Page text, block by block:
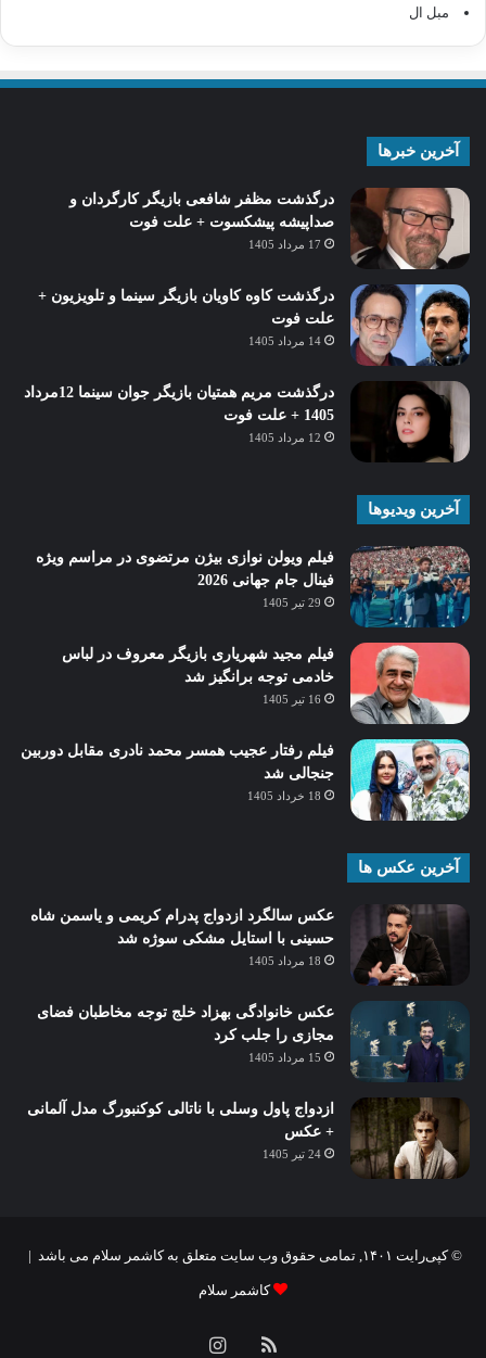
مبل ال
آخرین خبرها
درگذشت مظفر شافعی بازیگر کارگردان و
صداپیشه پیشکسوت + علت فوت
17 مرداد 1405
درگذشت کاوه کاویان بازیگر سینما و تلویزیون +
علت فوت
14 مرداد 1405
درگذشت مریم همتیان بازیگر جوان سینما 12مرداد
1405 + علت فوت
12 مرداد 1405
آخرین ویدیوها
فیلم ویولن نوازی بیژن مرتضوی در مراسم ویژه
فینال جام جهانی 2026
29 تیر 1405
فیلم مجید شهریاری بازیگر معروف در لباس
خادمی توجه برانگیز شد
16 تیر 1405
فیلم رفتار عجیب همسر محمد نادری مقابل دوربین
جنجالی شد
18 خرداد 1405
آخرین عکس ها
عکس سالگرد ازدواج پدرام کریمی و یاسمن شاه‌
حسینی با استایل مشکی سوژه شد
18 مرداد 1405
عکس خانوادگی بهزاد خلج توجه مخاطبان فضای
مجازی را جلب کرد
15 مرداد 1405
ازدواج پاول وسلی با ناتالی کوکنبورگ مدل آلمانی
+ عکس
24 تیر 1405
© کپی‌رایت ۱۴۰۱, تمامی حقوق وب سایت متعلق به کاشمر سلام می باشد |
کاشمر سلام
خوراکاینستاگرام